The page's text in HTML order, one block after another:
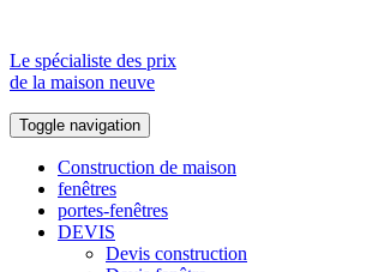
Le spécialiste des prix
de la maison neuve
Toggle navigation
Construction de maison
fenêtres
portes-fenêtres
DEVIS
Devis construction